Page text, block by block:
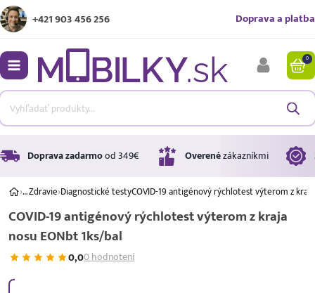
+421 903 456 256 Doprava a platba
0
Doprava zadarmood 349€ Overenézákazníkmi
›…Zdravie›Diagnostické testyCOVID-19 antigénový rýchlotest výterom z
COVID-19 antigénový rýchlotest výterom z kraja
nosu EONbt 1ks/bal
0,00 hodnotení